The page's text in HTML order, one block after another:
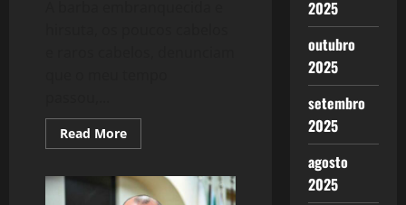
Read MoreRead
more
Dias
Perfeitos!
2025
outubro
2025
setembro
2025
agosto
2025